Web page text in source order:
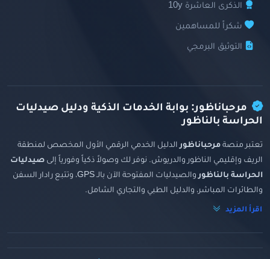
الذكرى العاشرة 10y
شكراً للمساهمين
التوثيق البرمجي
مرحباناظور: بوابة الخدمات الذكية ودليل صيدليات
الحراسة بالناظور
تعتبر منصة مرحباناظورالدليل الخدمي الرقمي الأول المخصص لمنطقة
الريف وإقليمي الناظور والدريوش. نوفر لك وصولاً ذكياً وفورياً إلى صيدليات
الحراسة بالناظور
والصيدليات المفتوحة الآن بالـ GPS، وتتبع رادار السفن
والطائرات المباشر، والدليل الطبي والتجاري الشامل.
اقرأ المزيد